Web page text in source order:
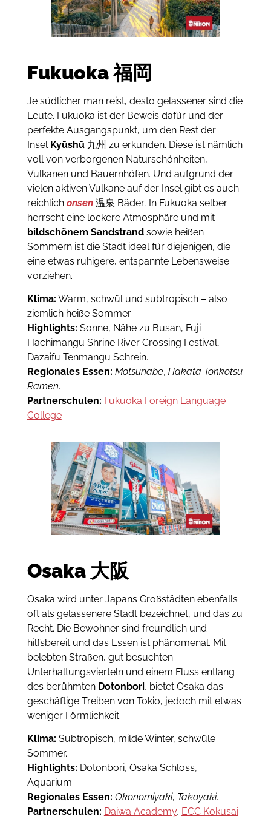
Fukuoka福岡
Je südlicher man reist, desto gelassener sind die
Leute. Fukuoka ist der Beweis dafür und der
perfekte Ausgangspunkt, um den Rest der
Insel Kyūshū 九州 zu erkunden. Diese ist nämlich
voll von verborgenen Naturschönheiten,
Vulkanen und Bauernhöfen. Und aufgrund der
vielen aktiven Vulkane auf der Insel gibt es auch
reichlich onsen温泉 Bäder. In Fukuoka selber
herrscht eine lockere Atmosphäre und mit
bildschönem Sandstrandsowie heißen
Sommern ist die Stadt ideal für diejenigen, die
eine etwas ruhigere, entspannte Lebensweise
vorziehen.
Klima: Warm, schwül und subtropisch – also
ziemlich heiße Sommer.
Highlights: Sonne, Nähe zu Busan, Fuji
Hachimangu Shrine River Crossing Festival,
Dazaifu Tenmangu Schrein.
Regionales Essen: Motsunabe, Hakata Tonkotsu
Ramen.
Partnerschulen: Fukuoka Foreign Language
College
Osaka 大阪
Osaka wird unter Japans Großstädten ebenfalls
oft als gelassenere Stadt bezeichnet, und das zu
Recht. Die Bewohner sind freundlich und
hilfsbereit und das Essen ist phänomenal. Mit
belebten Straßen, gut besuchten
Unterhaltungsvierteln und einem Fluss entlang
des berühmten Dotonbori, bietet Osaka das
geschäftige Treiben von Tokio, jedoch mit etwas
weniger Förmlichkeit.
Klima: Subtropisch, milde Winter, schwüle
Sommer.
Highlights: Dotonbori, Osaka Schloss,
Aquarium.
Regionales Essen: Okonomiyaki, Takoyaki.
Partnerschulen: Daiwa Academy, ECC Kokusai